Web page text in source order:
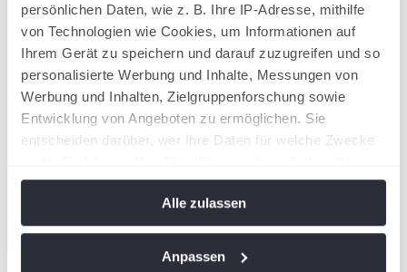
persönlichen Daten, wie z. B. Ihre IP-Adresse, mithilfe
von Technologien wie Cookies, um Informationen auf
Ihrem Gerät zu speichern und darauf zuzugreifen und so
personalisierte Werbung und Inhalte, Messungen von
Werbung und Inhalten, Zielgruppenforschung sowie
Entwicklung von Angeboten zu ermöglichen. Sie
entscheiden darüber, wer Ihre Daten für welche Zwecke
Cookie-Erklärung oder durch Klicken auf das Privacy
Trigger Symbol ändern oder widerrufen
Wenn Sie es erlauben, würden wir auch gerne:
Alle zulassen
Anpassen